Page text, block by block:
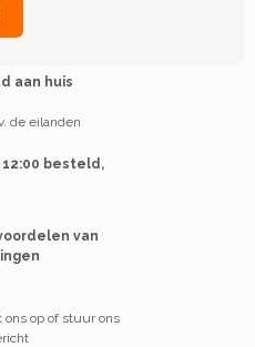
aan huis
de eilanden
besteld,
van
op of stuur ons